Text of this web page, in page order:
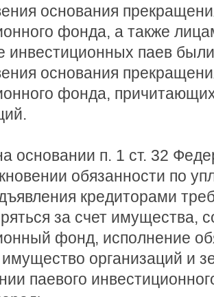
основания
фонда, а также
инвестиционных паев
основания
фонда,
основании п. 1 ст. 32
обязанности по
кредиторами
за счет имущества,
фонд, исполнение
организаций и
паевого